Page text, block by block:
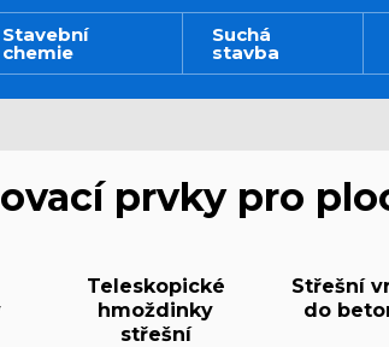
Stavební
chemie
Suchá
stavba
prvky pro
Teleskopické
hmoždinky
střešní
Střešní
do